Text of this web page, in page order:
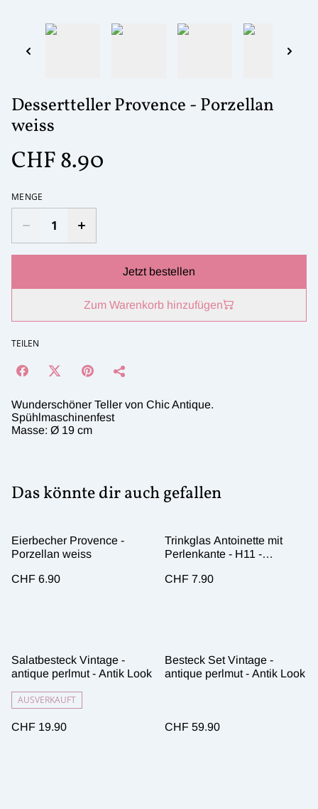
Dessertteller Provence - Porzellan
weiss
CHF 8.90
MENGE
Jetzt bestellen
Zum Warenkorb hinzufügen
TEILEN
Wunderschöner Teller von Chic Antique.
Spühlmaschinenfest
Masse: Ø 19 cm
Das könnte dir auch gefallen
Eierbecher Provence -
Porzellan weiss
CHF 6.90
Trinkglas Antoinette mit
Perlenkante - H11 -
CHF 7.90
Salatbesteck Vintage -
antique perlmut - Antik Look
AUSVERKAUFT
CHF 19.90
Besteck Set Vintage -
antique perlmut - Antik Look
CHF 59.90